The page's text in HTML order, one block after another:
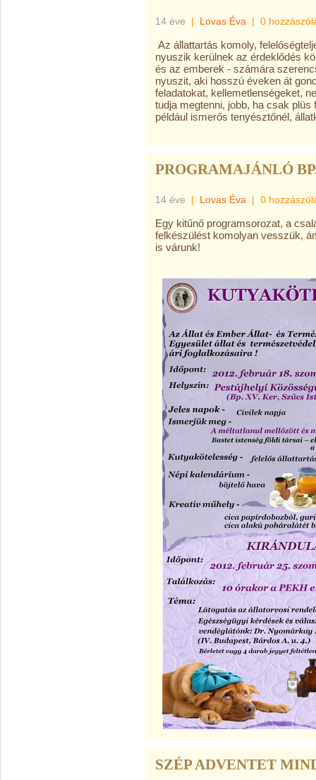
14 éve | Lovas Éva | 0
Az állattartás komoly,
nyuszik kerülnek az érdeklődés
és az emberek - számára
nyuszit, aki hosszú éveken át
feladatokat, kellemetlenségeket,
tudja megtenni, jobb, ha csak
például ismerős tenyésztőnél,
PROGRAMAJÁNLÓ
14 éve | Lovas Éva | 0
Egy kitűnő programsorozat, a
felkészülést komolyan vesszük,
is várunk!
SZÉP ADVENTET